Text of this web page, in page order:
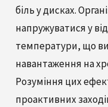
біль у дисках.
напружуватися у
температури, що
навантаження на
Розуміння цих
проактивних